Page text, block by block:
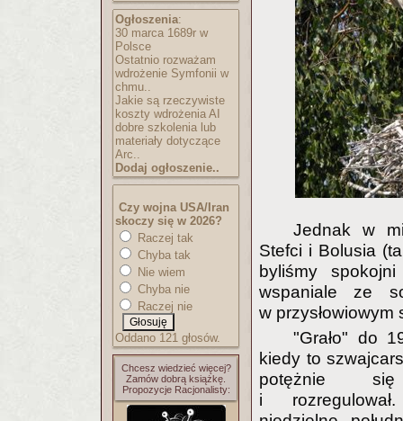
Ogłoszenia:
30 marca 1689r w
Polsce
Ostatnio rozważam
wdrożenie Symfonii w
chmu..
Jakie są rzeczywiste
koszty wdrożenia AI
dobre szkolenia lub
materiały dotyczące
Arc..
Dodaj ogłoszenie..
Czy wojna USA/Iran
skoczy się w 2026?
Raczej tak
Chyba tak
Nie wiem
Chyba nie
Raczej nie
Oddano 121 głosów.
Chcesz wiedzieć więcej?
Zamów dobrą książkę.
Propozycje Racjonalisty:
Jednak w
Stefci i Bolusia
byliśmy
wspaniale ze
w
"Grało" do
kiedy to
potężnie
i